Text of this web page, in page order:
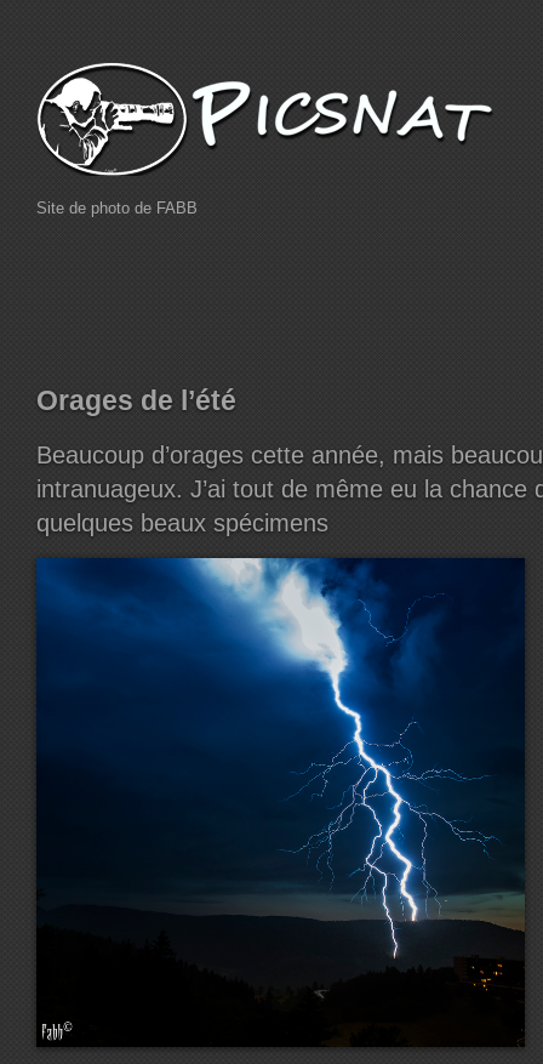
Site de photo de FABB
Orages de l’été
Beaucoup d’orages cette année, mais
intranuageux. J’ai tout de même eu la chance
quelques beaux spécimens